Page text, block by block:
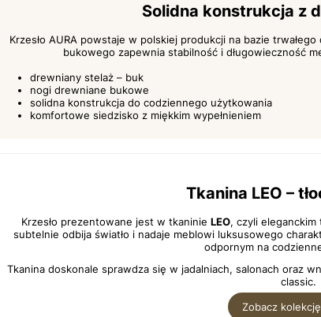
Solidna konstrukcja z
Krzesło AURA powstaje w polskiej produkcji na bazie
bukowego zapewnia stabilność i długowieczność
drewniany stelaż – buk
nogi drewniane bukowe
solidna konstrukcja do codziennego użytkowania
komfortowe siedzisko z miękkim wypełnieniem
Tkanina LEO –
Krzesło prezentowane jest w tkaninie LEO, czyli
subtelnie odbija światło i nadaje meblowi luksusowego
odpornym na
Tkanina doskonale sprawdza się w jadalniach, salonach oraz
classic.
Zobacz